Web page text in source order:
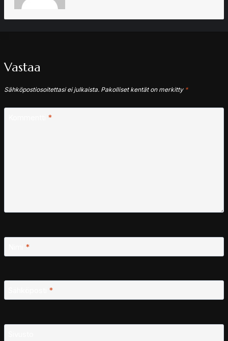
Vastaa
Sähköpostiosoitettasi ei julkaista. Pakolliset kentät on merkitty *
*
*
*